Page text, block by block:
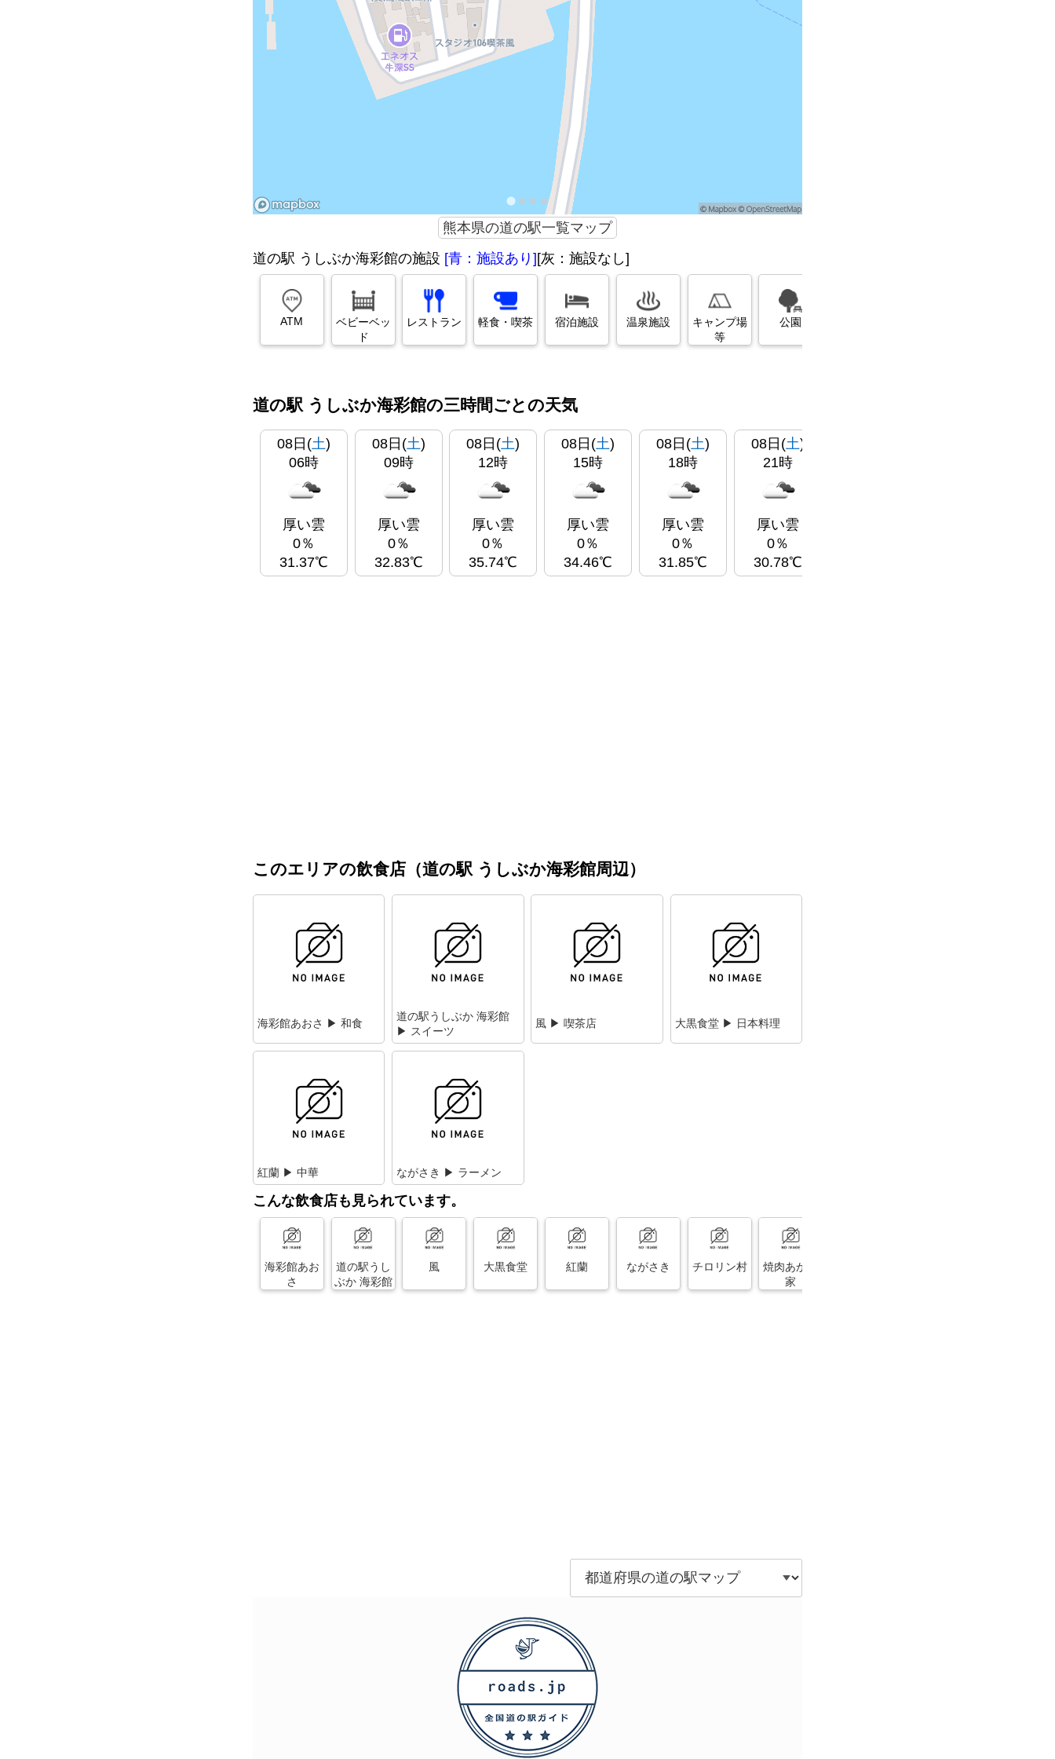
熊本県の道の駅一覧マップ
道の駅 うしぶか海彩館の施設 [青：施設あり][灰：施設なし]
ATM
ベビーベッ
ド
レストラン 軽食・喫茶 宿泊施設 温泉施設
キャンプ場
等
公園
道の駅 うしぶか海彩館の三時間ごとの天気
08日(土)
06時
厚い雲
0％
31.37℃
08日(土)
09時
厚い雲
0％
32.83℃
08日(土)
12時
厚い雲
0％
35.74℃
08日(土)
15時
厚い雲
0％
34.46℃
08日(土)
18時
厚い雲
0％
31.85℃
08日(土)
21時
厚い雲
0％
30.78℃
このエリアの飲食店（道の駅 うしぶか海彩館周辺）
海彩館あおさ ▶ 和食
道の駅うしぶか 海彩館
▶ スイーツ
風 ▶ 喫茶店 大黒食堂 ▶ 日本料理
紅蘭 ▶ 中華 ながさき ▶ ラーメン
こんな飲食店も見られています。
海彩館あお
さ
道の駅うし
ぶか 海彩館
風 大黒食堂 紅蘭 ながさき チロリン村
焼肉あかね
家